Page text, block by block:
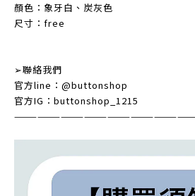
顏色：象牙白、炭灰色
尺寸：free
➢聯絡我們
官方line ： @buttonshop
官方IG ： buttonshop_1215